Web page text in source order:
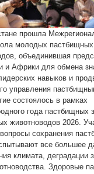
прошла
молодых пастбищных
объединившая
и Африки для обмена
навыков и
управления
состоялось в рамках
года пастбищных
животноводов 2026.
сохранения
все большее
климата, деградации
Здоровые